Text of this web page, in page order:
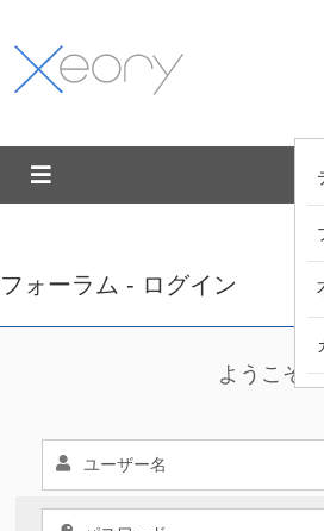
フォーラム - ログイン
ようこそ !